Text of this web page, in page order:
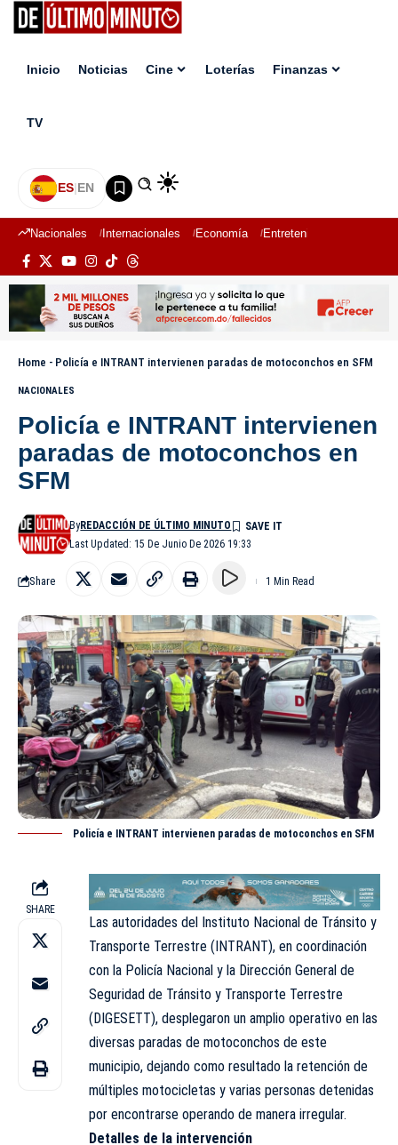
Inicio Noticias Cine Loterías Finanzas
TV
ES|EN
Nacionales Internacionales Economía Entretenimiento
Home - Policía e INTRANT intervienen paradas de motoconchos en SFM
NACIONALES
Policía e INTRANT intervienen
paradas de motoconchos en
SFM
Last Updated: 15 De Junio De 2026 19:33
ByREDACCIÓN DE ÚLTIMO MINUTO
Share 1 Min Read
Policía e INTRANT intervienen paradas de motoconchos en SFM
SHARE
Las autoridades del Instituto Nacional de Tránsito y
Transporte Terrestre (INTRANT), en coordinación
con la Policía Nacional y la Dirección General de
Seguridad de Tránsito y Transporte Terrestre
(DIGESETT), desplegaron un amplio operativo en las
diversas paradas de motoconchos de este
municipio, dejando como resultado la retención de
múltiples motocicletas y varias personas detenidas
por encontrarse operando de manera irregular.
Detalles de la intervención